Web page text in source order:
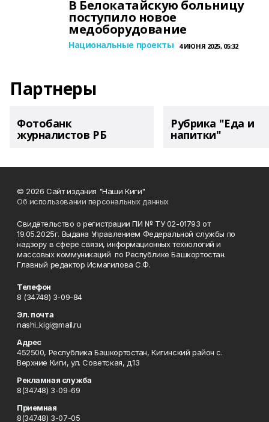
В Белокатайскую больницу
поступило новое
медоборудование
Национальные проекты 4 ИЮНЯ 2025, 05:32
Партнеры
Фотобанк
журналистов РБ
Рубрика "Еда и
напитки"
© 2026 Сайт издания "Наши Киги"
Об использовании персональных данных
Свидетельство о регистрации ПИ № ТУ 02-01793 от
19.05.2025г. Выдана Управлением Федеральной службы по
надзору в сфере связи, информационных технологий и
массовых коммуникаций по Республике Башкортостан.
Главный редактор Исмагилова С.Ф.
Телефон
8 (34748) 3-09-84
Эл. почта
nashi_kigi@mail.ru
Адрес
452500, Республика Башкортостан, Кигинский район с.
Верхние Киги, ул. Советская, д.13
Рекламная служба
8(34748) 3-09-69
Приемная
8(34748) 3-07-05